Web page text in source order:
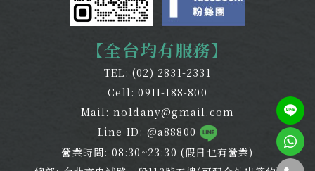
【全台均有服務】
TEL:(02) 2831-2331
Cell:0911-188-800
Mail: no1dany@gmail.com
Line ID: @a88800
營業時間: 08:30~23:30 (假日也有營業)